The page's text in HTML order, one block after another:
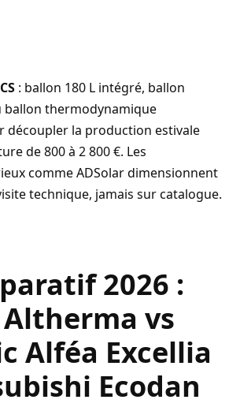
: ballon 180 L intégré, ballon
ballon thermodynamique
découpler la production estivale
de 800 à 2 800 €. Les
comme ADSolar dimensionnent
technique, jamais sur catalogue.
2026 :
vs
Alféa Excellia
Ecodan